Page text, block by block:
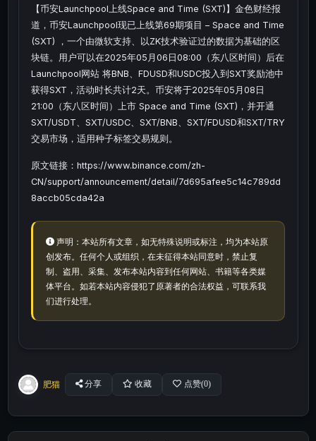
【币安Launchpool上线Space and Time (SXT)】金色财经报
道，币安Launchpool现已上线第69期项目 – Space and Time
(SXT) ，一个由微软支持、以ZK技术验证过的数据为基础的区
块链。用户可以在2025年05月06日08:00（东八区时间）后在
Launchpool网站 将BNB、FDUSD和USDC投入到SXT奖励池中
获得SXT，活动时长共计2天。币安将于2025年05月08日
21:00（东八区时间）上市 Space and Time (SXT)，并开通
SXT/USDT、SXT/USDC、SXT/BNB、SXT/FDUSD和SXT/TRY
交易市场，适用种子标签交易规则。
原文链接：https://www.binance.com/zh-
CN/support/announcement/detail/7d695afee5c14c789dd
8accb05cda42a
声明：本站所有文章，如无特殊说明或标注，均为本站原
创发布。任何个人或组织，在未征得本站同意时，禁止复
制、盗用、采集、发布本站内容到任何网站、书籍等各类媒
体平台。如若本站内容侵犯了原著者的合法权益，可联系我
们进行处理。
肥猫 分享 收藏 点赞(0)